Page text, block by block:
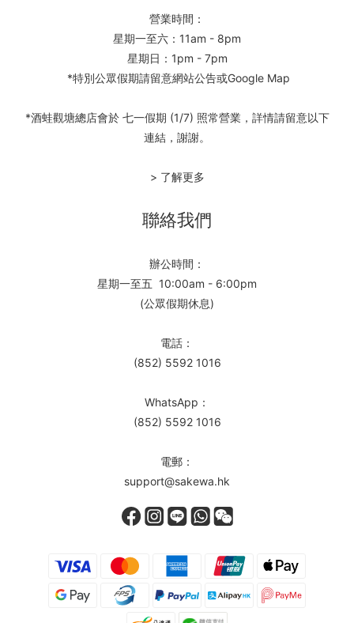
營業時間：
星期一至六：11am - 8pm
星期日：1pm - 7pm
*特別公眾假期請留意網站公告或Google Map
*酒蛙觀塘總店會於 七一假期 (1/7) 照常營業，詳情請留意以下
連結，謝謝。
> 了解更多
聯絡我們
辦公時間：
星期一至五 10:00am - 6:00pm
(公眾假期休息)
電話：
(852) 5592 1016
WhatsApp：
(852) 5592 1016
電郵：
support@sakewa.hk